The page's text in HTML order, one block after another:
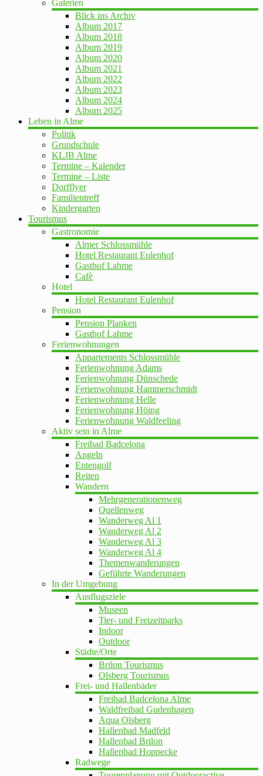
Galerien
Blick ins Archiv
Album 2017
Album 2018
Album 2019
Album 2020
Album 2021
Album 2022
Album 2023
Album 2024
Album 2025
Leben in Alme
Politik
Grundschule
KLJB Alme
Termine – Kalender
Termine – Liste
Dorfflyer
Familientreff
Kindergarten
Tourismus
Gastronomie
Almer Schlossmühle
Hotel Restaurant Eulenhof
Gasthof Lahme
Cafè
Hotel
Hotel Restaurant Eulenhof
Pension
Pension Planken
Gasthof Lahme
Ferienwohnungen
Appartements Schlossmühle
Ferienwohnung Adams
Ferienwohnung Dünschede
Ferienwohnung Hammerschmidt
Ferienwohnung Helle
Ferienwohnung Höing
Ferienwohnung Waldfeeling
Aktiv sein in Alme
Freibad Badcelona
Angeln
Entengolf
Reiten
Wandern
Mehrgenerationenweg
Quellenweg
Wanderweg Al 1
Wanderweg Al 2
Wanderweg Al 3
Wanderweg Al 4
Themenwanderungen
Geführte Wanderungen
In der Umgebung
Ausflugsziele
Museen
Tier- und Freizeitparks
Indoor
Outdoor
Städte/Orte
Brilon Tourismus
Olsberg Tourismus
Frei- und Hallenbäder
Freibad Badcelona Alme
Waldfreibad Gudenhagen
Aqua Olsberg
Hallenbad Madfeld
Hallenbad Brilon
Hallenbad Hoppecke
Radwege